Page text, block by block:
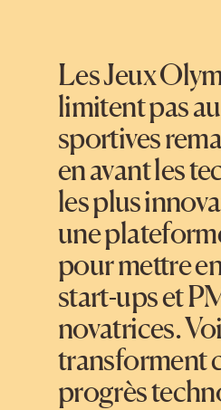
Les Jeux
limitent pas
sportives
en avant les
les plus
une
pour mettre
start-ups et
novatrices.
transforment
progrès